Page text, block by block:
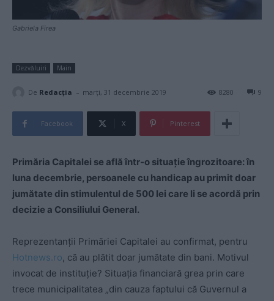
Gabriela Firea
Dezvăluiri Main
De Redacţia - marți, 31 decembrie 2019 9
8280
Facebook X Pinterest
Primăria Capitalei se află într-o situație îngrozitoare: în
luna decembrie, persoanele cu handicap au primit doar
jumătate din stimulentul de 500 lei care li se acordă prin
decizie a Consiliului General.
Reprezentanții Primăriei Capitalei au confirmat, pentru
Hotnews.ro, că au plătit doar jumătate din bani. Motivul
invocat de instituție? Situația financiară grea prin care
trece municipalitatea „din cauza faptului că Guvernul a